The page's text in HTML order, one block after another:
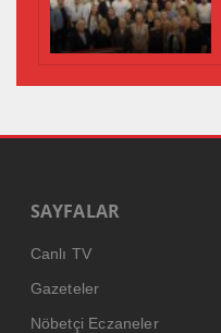
SAYFALAR
Canlı TV
Gazeteler
Nöbetçi Eczaneler